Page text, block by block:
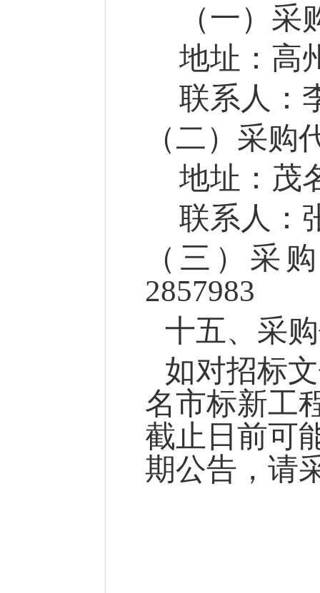
（一） 采
地址： 高
联系人：
（二） 采购
地址： 茂
联系人：
（三）采
2857983
十五、采
如对招标
名市标新工
截止日前可
期公告，请